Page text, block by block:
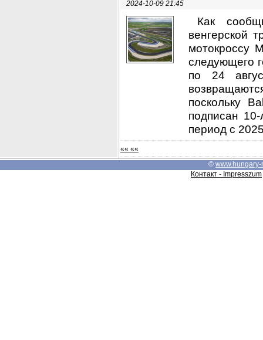
2024-10-09 21:45
Как
венгерской
мотокроссу
следующего
по 24
поскольку
подписан
период с
«« ««
© www.hungary-
Контакт - Impresszum